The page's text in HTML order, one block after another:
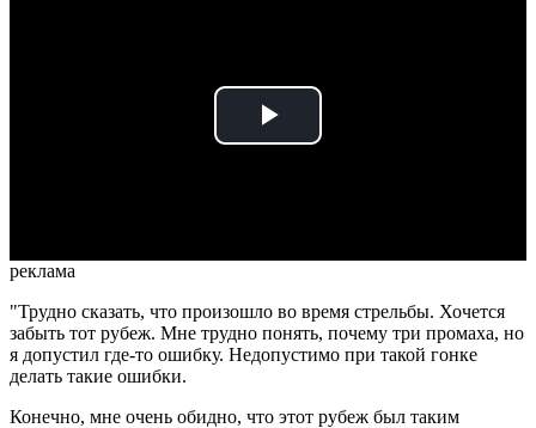
Play
реклама
"Трудно сказать, что произошло во время стрельбы. Хочется
забыть тот рубеж. Мне трудно понять, почему три промаха, но
я допустил где-то ошибку. Недопустимо при такой гонке
делать такие ошибки.
Конечно, мне очень обидно, что этот рубеж был таким